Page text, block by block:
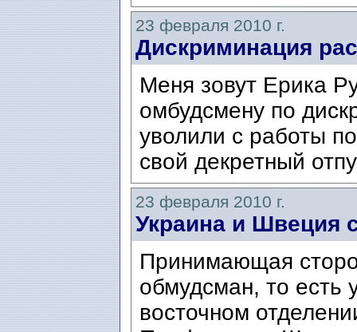
23 февраля 2010 г.
Дискриминация
Меня зовут Ерика
омбудсмену по
уволили с работы
свой декретный
23 февраля 2010 г.
Украина и Швеция
Принимающая
обмудсман, то есть
восточном